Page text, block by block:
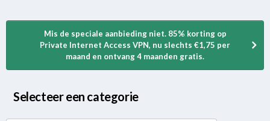
Mis de speciale aanbieding niet. 85% korting op
Private Internet Access VPN, nu slechts €1,75 per
maand en ontvang 4 maanden gratis.
Selecteer een categorie